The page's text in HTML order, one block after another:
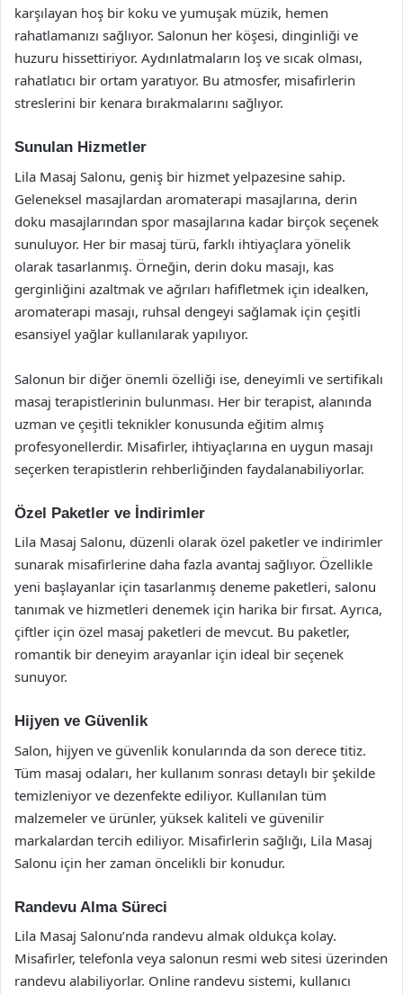
karşılayan hoş bir koku ve yumuşak müzik, hemen
rahatlamanızı sağlıyor. Salonun her köşesi, dinginliği ve
huzuru hissettiriyor. Aydınlatmaların loş ve sıcak olması,
rahatlatıcı bir ortam yaratıyor. Bu atmosfer, misafirlerin
streslerini bir kenara bırakmalarını sağlıyor.
Sunulan Hizmetler
Lila Masaj Salonu, geniş bir hizmet yelpazesine sahip.
Geleneksel masajlardan aromaterapi masajlarına, derin
doku masajlarından spor masajlarına kadar birçok seçenek
sunuluyor. Her bir masaj türü, farklı ihtiyaçlara yönelik
olarak tasarlanmış. Örneğin, derin doku masajı, kas
gerginliğini azaltmak ve ağrıları hafifletmek için idealken,
aromaterapi masajı, ruhsal dengeyi sağlamak için çeşitli
esansiyel yağlar kullanılarak yapılıyor.
Salonun bir diğer önemli özelliği ise, deneyimli ve sertifikalı
masaj terapistlerinin bulunması. Her bir terapist, alanında
uzman ve çeşitli teknikler konusunda eğitim almış
profesyonellerdir. Misafirler, ihtiyaçlarına en uygun masajı
seçerken terapistlerin rehberliğinden faydalanabiliyorlar.
Özel Paketler ve İndirimler
Lila Masaj Salonu, düzenli olarak özel paketler ve indirimler
sunarak misafirlerine daha fazla avantaj sağlıyor. Özellikle
yeni başlayanlar için tasarlanmış deneme paketleri, salonu
tanımak ve hizmetleri denemek için harika bir fırsat. Ayrıca,
çiftler için özel masaj paketleri de mevcut. Bu paketler,
romantik bir deneyim arayanlar için ideal bir seçenek
sunuyor.
Hijyen ve Güvenlik
Salon, hijyen ve güvenlik konularında da son derece titiz.
Tüm masaj odaları, her kullanım sonrası detaylı bir şekilde
temizleniyor ve dezenfekte ediliyor. Kullanılan tüm
malzemeler ve ürünler, yüksek kaliteli ve güvenilir
markalardan tercih ediliyor. Misafirlerin sağlığı, Lila Masaj
Salonu için her zaman öncelikli bir konudur.
Randevu Alma Süreci
Lila Masaj Salonu’nda randevu almak oldukça kolay.
Misafirler, telefonla veya salonun resmi web sitesi üzerinden
randevu alabiliyorlar. Online randevu sistemi, kullanıcı